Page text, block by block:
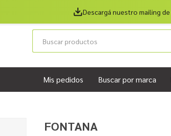
Descargá nuestro mailing de
Mis pedidos Buscar por marca
FONTANA